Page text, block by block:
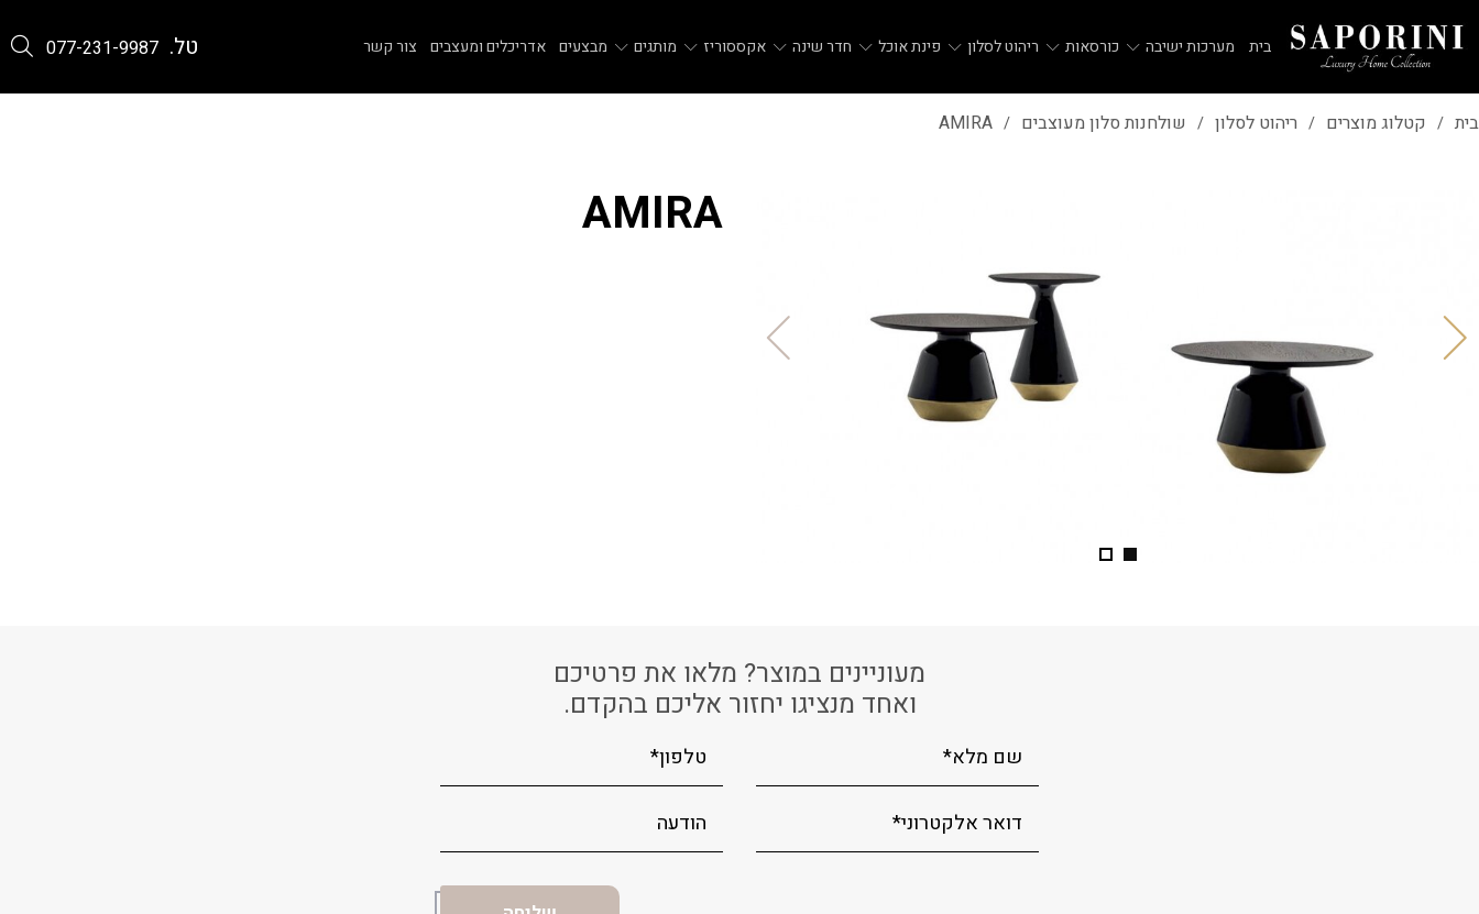
בית מערכות ישיבה כורסאות ריהוט לסלון פינת אוכל חדר שינה אקססוריז מותגים מבצעים אדריכלים ומעצבים צור קשר טל. 077-231-9987
בית / קטלוג מוצרים / ריהוט לסלון / שולחנות סלון מעוצבים /
AMIRA
AMIRA
מעוניינים במוצר? מלאו את פרטיכם
ואחד מנציגו יחזור אליכם בהקדם.